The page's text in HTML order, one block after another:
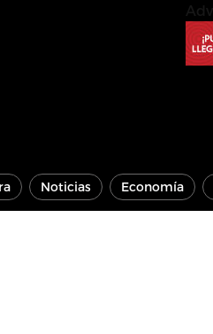
Noticias Economía